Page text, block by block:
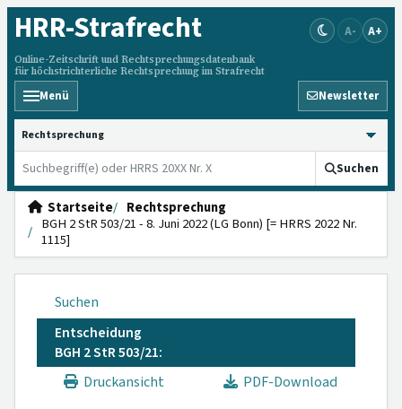
HRR-Strafrecht
Online-Zeitschrift und Rechtsprechungsdatenbank
für höchstrichterliche Rechtsprechung im Strafrecht
A- A+
Menü Newsletter
HRRS durchsuchen
Suchen
Startseite
Rechtsprechung
BGH 2 StR 503/21 - 8. Juni 2022 (LG Bonn) [= HRRS 2022 Nr.
1115]
Suchen
Entscheidung
BGH 2 StR 503/21:
Druckansicht
PDF-Download